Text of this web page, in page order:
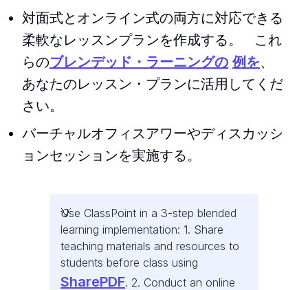
対面式とオンライン式の両方に対応できる
柔軟なレッスンプランを作成する。 これ
らのブレンデッド・ラーニングの 例を、
あなたのレッスン・プランに活用してくだ
さい。
バーチャルオフィスアワーやディスカッシ
ョンセッションを実施する。
Use ClassPoint in a 3-step blended
learning implementation: 1. Share
teaching materials and resources to
students before class using
SharePDF. 2. Conduct an online